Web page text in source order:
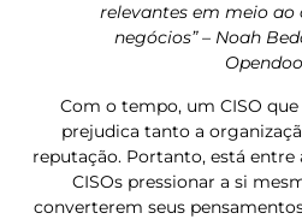
relevantes em meio ao
negócios” – Noah
Com o tempo, um CISO
prejudica tanto a
reputação. Portanto, está entre
CISOs pressionar a si
converterem seus